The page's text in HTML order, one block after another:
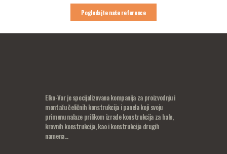
Pogledajte naše reference
Elko-Var je specijalizovana kompanija za proizvodnju i
montažu čeličnih konstrukcija i panela koji svoju
primenu nalaze prilikom izrade konstrukcija za hale,
krovnih konstrukcija, kao i konstrukcija drugih
namena...